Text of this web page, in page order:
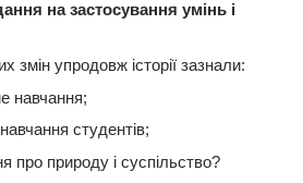
на застосування умінь і
змін упродовж історії зазнали:
навчання;
студентів;
про природу і суспільство?